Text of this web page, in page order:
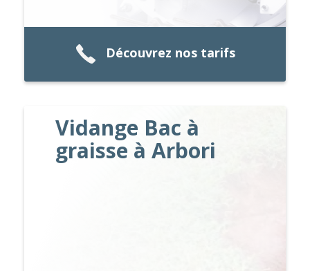
Découvrez nos tarifs
Vidange Bac à
graisse à Arbori